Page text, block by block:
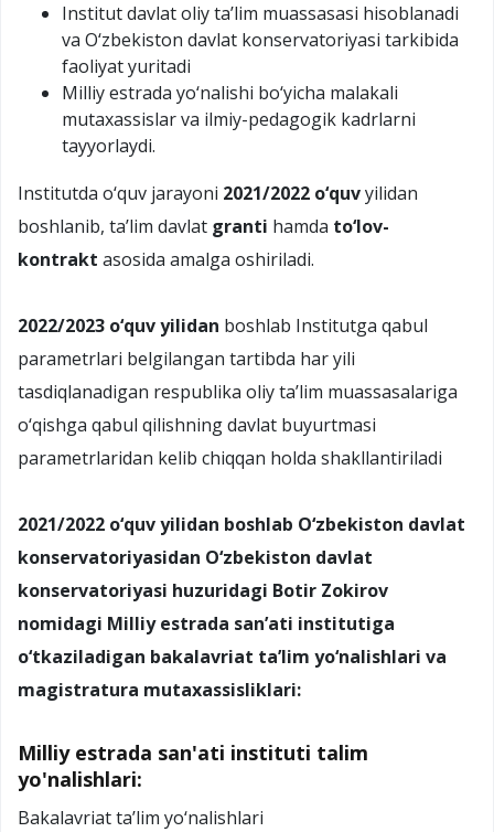
Institut davlat oliy ta’lim muassasasi hisoblanadi
va O‘zbekiston davlat konservatoriyasi tarkibida
faoliyat yuritadi
Milliy estrada yo‘nalishi bo‘yicha malakali
mutaxassislar va ilmiy-pedagogik kadrlarni
tayyorlaydi.
Institutda o‘quv jarayoni 2021/2022 o‘quvyilidan
boshlanib, ta’lim davlat granti hamda to‘lov-
kontrakt asosida amalga oshiriladi.
2022/2023 o‘quv yilidan boshlab Institutga qabul
parametrlari belgilangan tartibda har yili
tasdiqlanadigan respublika oliy ta’lim muassasalariga
o‘qishga qabul qilishning davlat buyurtmasi
parametrlaridan kelib chiqqan holda shakllantiriladi
2021/2022 o‘quv yilidan boshlab O‘zbekiston davlat
konservatoriyasidan O‘zbekiston davlat
konservatoriyasi huzuridagi Botir Zokirov
nomidagi Milliy estrada san’ati institutiga
o‘tkaziladigan bakalavriat ta’lim yo‘nalishlari va
magistratura mutaxassisliklari:
Milliy estrada san'ati instituti talim
yo'nalishlari:
Bakalavriat ta’lim yo‘nalishlari